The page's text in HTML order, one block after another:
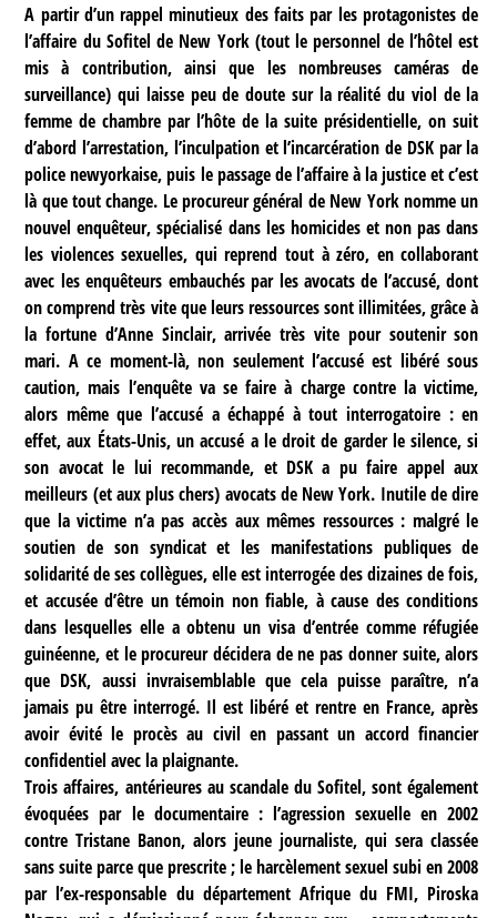
A partir d’un rappel minutieux des faits par les protagonistes de
l’affaire du Sofitel de New York (tout le personnel de l’hôtel est
mis à contribution, ainsi que les nombreuses caméras de
surveillance) qui laisse peu de doute sur la réalité du viol de la
femme de chambre par l’hôte de la suite présidentielle, on suit
d’abord l’arrestation, l’inculpation et l’incarcération de DSK par la
police newyorkaise, puis le passage de l’affaire à la justice et c’est
là que tout change. Le procureur général de New York nomme un
nouvel enquêteur, spécialisé dans les homicides et non pas dans
les violences sexuelles, qui reprend tout à zéro, en collaborant
avec les enquêteurs embauchés par les avocats de l’accusé, dont
on comprend très vite que leurs ressources sont illimitées, grâce à
la fortune d’Anne Sinclair, arrivée très vite pour soutenir son
mari. A ce moment-là, non seulement l’accusé est libéré sous
caution, mais l’enquête va se faire à charge contre la victime,
alors même que l’accusé a échappé à tout interrogatoire : en
effet, aux États-Unis, un accusé a le droit de garder le silence, si
son avocat le lui recommande, et DSK a pu faire appel aux
meilleurs (et aux plus chers) avocats de New York. Inutile de dire
que la victime n’a pas accès aux mêmes ressources : malgré le
soutien de son syndicat et les manifestations publiques de
solidarité de ses collègues, elle est interrogée des dizaines de fois,
et accusée d’être un témoin non fiable, à cause des conditions
dans lesquelles elle a obtenu un visa d’entrée comme réfugiée
guinéenne, et le procureur décidera de ne pas donner suite, alors
que DSK, aussi invraisemblable que cela puisse paraître, n’a
jamais pu être interrogé. Il est libéré et rentre en France, après
avoir évité le procès au civil en passant un accord financier
confidentiel avec la plaignante.
Trois affaires, antérieures au scandale du Sofitel, sont également
évoquées par le documentaire : l’agression sexuelle en 2002
contre Tristane Banon, alors jeune journaliste, qui sera classée
sans suite parce que prescrite ; le harcèlement sexuel subi en 2008
par l’ex-responsable du département Afrique du FMI, Piroska